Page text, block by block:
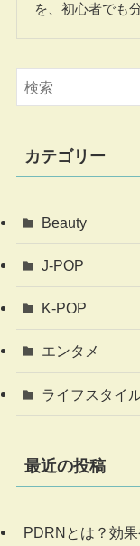
を、初心者でも
カテゴリー
Beauty
J-POP
K-POP
エンタメ
ライフスタイ
最近の投稿
PDRNとは？効